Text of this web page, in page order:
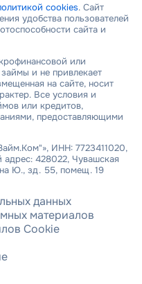
cookies. Сайт
удобства пользователей
сайта и
или
и не привлекает
на сайте, носит
Все условия и
или кредитов,
предоставляющими
ИНН: 7723411020,
428022, Чувашская
Ю., зд. 55, помещ. 19
данных
материалов
Cookie